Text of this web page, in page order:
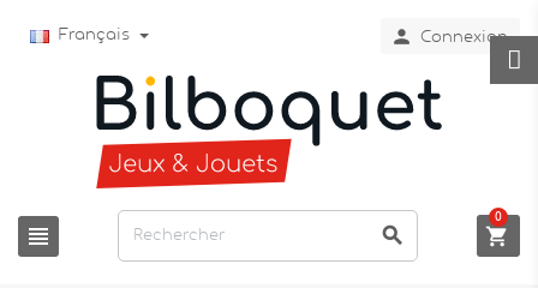
Français  Connexion
  
0